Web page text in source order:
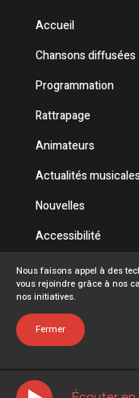
Accueil
Chansons diffusées
Programmation
Rattrapage
Animateurs
Actualités
Nouvelles
Accessibilité
Politique de
Conditions
FAQ
Nous faisons appel à des
vous rejoindre grâce à nos
nos initiatives.
Fermer